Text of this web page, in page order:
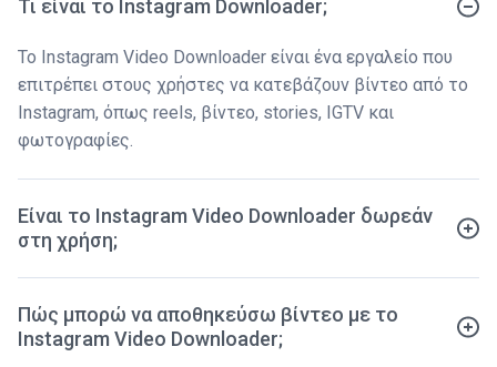
Τι είναι το Instagram Downloader;
Το Instagram Video Downloader είναι ένα εργαλείο που
επιτρέπει στους χρήστες να κατεβάζουν βίντεο από το
Instagram, όπως reels, βίντεο, stories, IGTV και
φωτογραφίες.
Είναι το Instagram Video Downloader δωρεάν
στη χρήση;
Πώς μπορώ να αποθηκεύσω βίντεο με το
Instagram Video Downloader;